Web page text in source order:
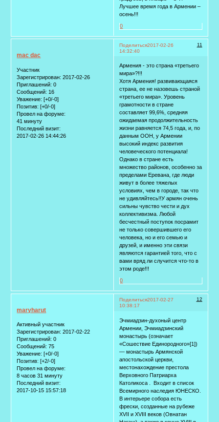
Лучшее время года в Армении –
осень!!!
0
Поделиться 11
2017-02-26
14:32:40
mac dac
Участник
Зарегистрирован: 2017-02-26
Приглашений: 0
Сообщений: 16
Уважение: [+0/-0]
Позитив: [+0/-0]
Провел на форуме:
41 минуту
Последний визит:
2017-02-26 14:44:26
Армения - это страна «третьего
мира»?!!!
Хотя Армения! развивающаяся
страна, ее не назовешь страной
«третьего мира». Уровень
грамотности в стране
составляет 99,6%, средняя
ожидаемая продолжительность
жизни равняется 74,5 года, и, по
данным ООН, у Армении
высокий индекс развития
человеческого потенциала!
Однако в стране есть
множество районов, особенно за
пределами Еревана, где люди
живут в более тяжелых
условиях, чем в городе, так что
не удивляйтесь!!У армян очень
сильны чувство чести и дух
коллективизма. Любой
бесчестный поступок посрамит
не только совершившего его
человека, но и его семью и
друзей, и именно эти связи
являются гарантией того, что с
вами вряд ли случится что-то в
этом роде!!!
0
Поделиться 12
2017-02-27
10:38:17
maryharut
Активный участник
Зарегистрирован: 2017-02-22
Приглашений: 0
Сообщений: 75
Уважение: [+0/-0]
Позитив: [+2/-0]
Провел на форуме:
8 часов 31 минуту
Последний визит:
2017-10-15 15:57:18
Эчмиадзин-духоный центр
Армении, Эчмиадзинский
монастырь (означает
«Сошествие Единородного»[1])
— монастырь Армянской
апостольской церкви,
местонахождение престола
Верховного Патриарха
Католикоса . Входит в список
Всемирного наследия ЮНЕСКО.
В интерьере собора есть
фрески, созданные на рубеже
XVII и XVIII веков (Овнатан